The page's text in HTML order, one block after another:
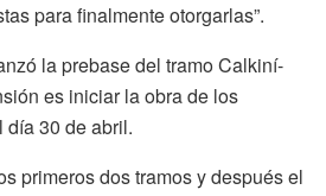
para finalmente otorgarlas”.
la prebase del tramo Calkiní-
es iniciar la obra de los
día 30 de abril.
primeros dos tramos y después el